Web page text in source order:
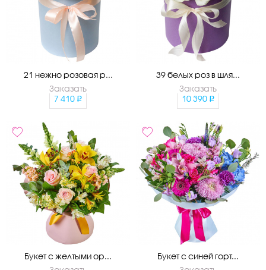
21 нежно розовая р...
Заказать
7 410
39 белых роз в шля...
Заказать
10 390
Букет с желтыми ор...
Букет с синей горт...